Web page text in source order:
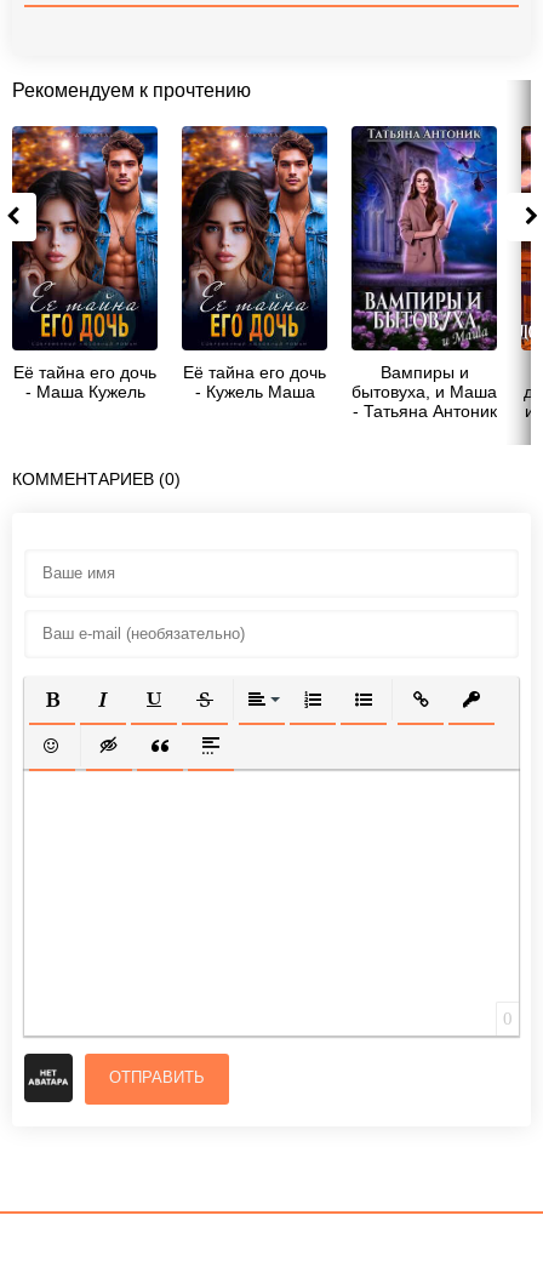
Рекомендуем к прочтению
Её тайна его дочь
- Маша Кужель
Её тайна его дочь
- Кужель Маша
Вампиры и
бытовуха, и Маша
- Татьяна Антоник
и
КОММЕНТАРИЕВ (0)
ПОЛУЖИРНЫЙ
КУРСИВПОДЧЕРКНУТЫЙ
ЗАЧЕРКНУТЫЙВЫРАВНИВАНИЕ
НУМЕРОВАННЫЙ СПИСОК
МАРКИРОВАННЫЙ
ВСТАВИТЬ
ВСТАВИТЬ СМАЙЛИК
ВСТАВКА СКРЫТОГО ТЕКСТА
ВСТАВКА ЦИТАТЫ
ВСТАВКА СПОЙЛЕРА
0
ОТПРАВИТЬ